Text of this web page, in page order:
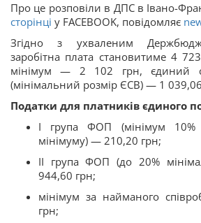
Про це розповіли в ДПС в Івано-
сторінці у FACEBOOK, повідомляє
Згідно з ухваленим
заробітна плата становитиме 4
мінімум — 2 102 грн, єдиний
(мінімальний розмір ЄСВ) — 1
Податки для платників єдиного
I група ФОП (мінімум 10%
мінімуму) — 210,20 грн;
II група ФОП (до 20%
944,60 грн;
мінімум за найманого
грн;